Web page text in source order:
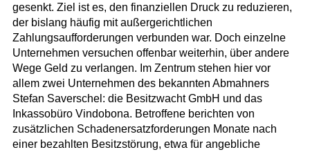
gesenkt. Ziel ist es, den finanziellen Druck zu reduzieren,
der bislang häufig mit außergerichtlichen
Zahlungsaufforderungen verbunden war. Doch einzelne
Unternehmen versuchen offenbar weiterhin, über andere
Wege Geld zu verlangen. Im Zentrum stehen hier vor
allem zwei Unternehmen des bekannten Abmahners
Stefan Saverschel: die Besitzwacht GmbH und das
Inkassobüro Vindobona. Betroffene berichten von
zusätzlichen Schadenersatzforderungen Monate nach
einer bezahlten Besitzstörung, etwa für angebliche